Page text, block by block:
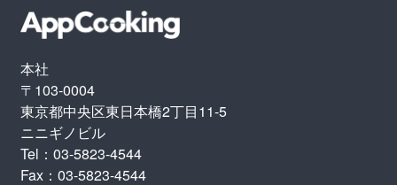
本社
〒103-0004
東京都中央区東日本橋2丁目11-5
ニニギノビル
Tel：03-5823-4544
Fax：03-5823-4544